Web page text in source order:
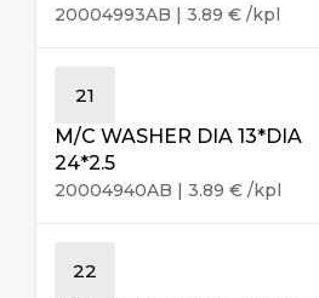
20004993AB | 3.89 € /kpl
21
M/C WASHER DIA 13*DIA
24*2.5
20004940AB | 3.89 € /kpl
22